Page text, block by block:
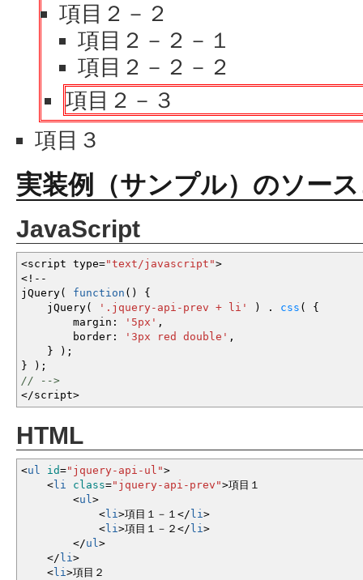
項目２－２
項目２－２－１
項目２－２－２
項目２－３
項目３
実装例（サンプル）のソー
JavaScript
<script type="text/javascript">
<!--
jQuery( function ( )
{
jQuery( '.jquery-api-prev + li' ) . css (
{
margin : '5px' ,
border : '3px red double' ,
}
) ;
}
) ;
// -->
</script>
HTML
<ul id="jquery-api-ul">
<li class="jquery-api-prev">項目１
<ul>
<li>項目１－１ </ li>
<li>項目１－２ </ li>
</ul>
</ li>
<li>項目２